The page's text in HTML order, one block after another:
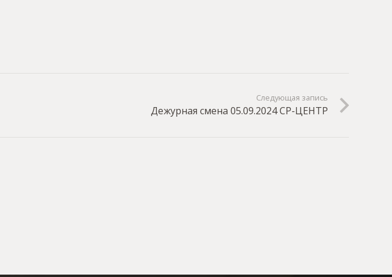
Следующая запись
Дежурная смена 05.09.2024 СР-ЦЕНТР